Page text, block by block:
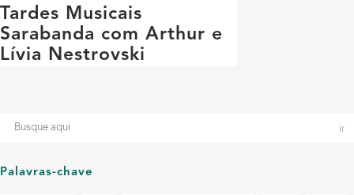
Tardes Musicais
Sarabanda com Arthur e
Lívia Nestrovski
Palavras-chave